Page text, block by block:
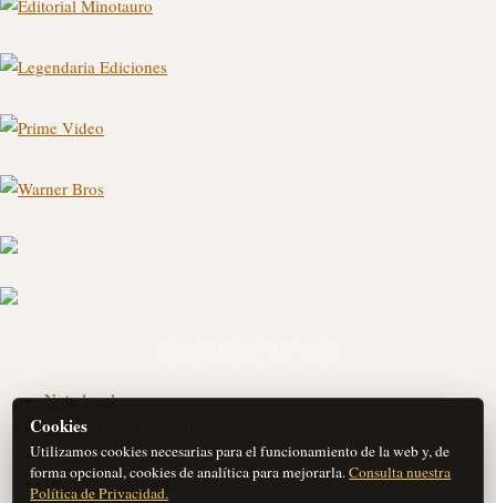
Nota legal
Política de privacidad
Política de Cookies
Derechos de autor
Cookies
Utilizamos cookies necesarias para el funcionamiento de la web y, de
forma opcional, cookies de analítica para mejorarla.Consulta nuestra
Política de Privacidad.